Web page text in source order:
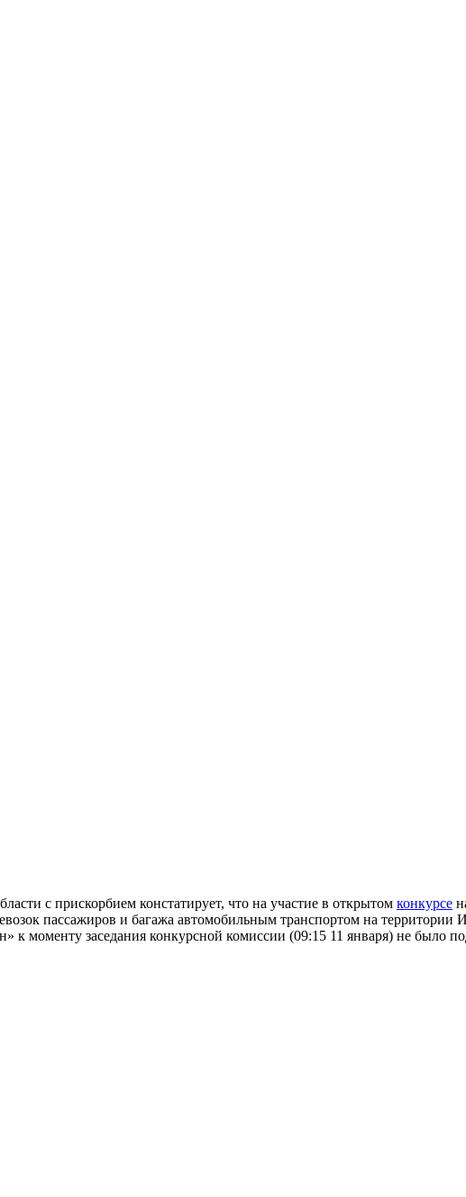
с прискорбием констатирует, что на участие в открытом конкурсе
пассажиров и багажа автомобильным транспортом на территории
к моменту заседания конкурсной комиссии (09:15 11 января) не было